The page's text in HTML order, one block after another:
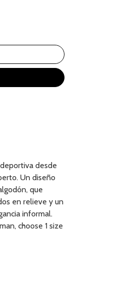
desde
Un diseño
que
en relieve y un
informal.
choose 1 size